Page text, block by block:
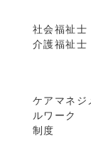
社会福祉士
介護福祉士
ケアマネジ
ルワーク
制度